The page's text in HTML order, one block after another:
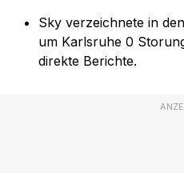
Sky verzeichnete in
um Karlsruhe 0
direkte Berichte.